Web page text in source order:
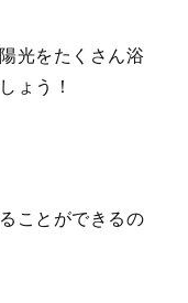
光をたくさん浴
ょう！
ことができるの